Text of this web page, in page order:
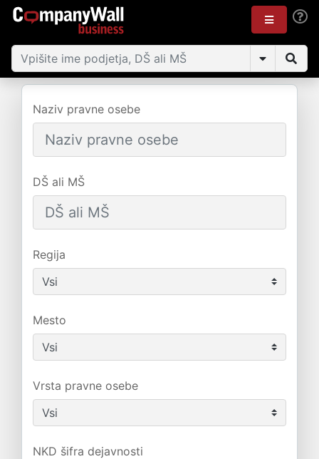
Naziv pravne osebe
DŠ ali MŠ
Regija
Mesto
Vrsta pravne osebe
NKD šifra dejavnosti